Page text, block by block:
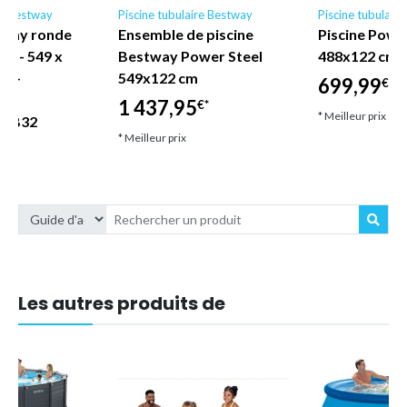
Bestway
ronde
- 549 x
-
Piscine tubulaire Bestway
Ensemble de piscine
Bestway Power Steel
549x122 cm
1 437,95€*
* Meilleur prix
Piscine
Piscine
488x122 cm
699,99€*
* Meilleur prix
Les autres produits de